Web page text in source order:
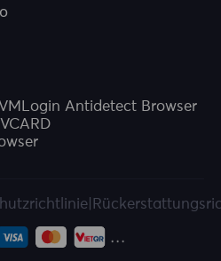
VMLogin Antidetect Browser
|